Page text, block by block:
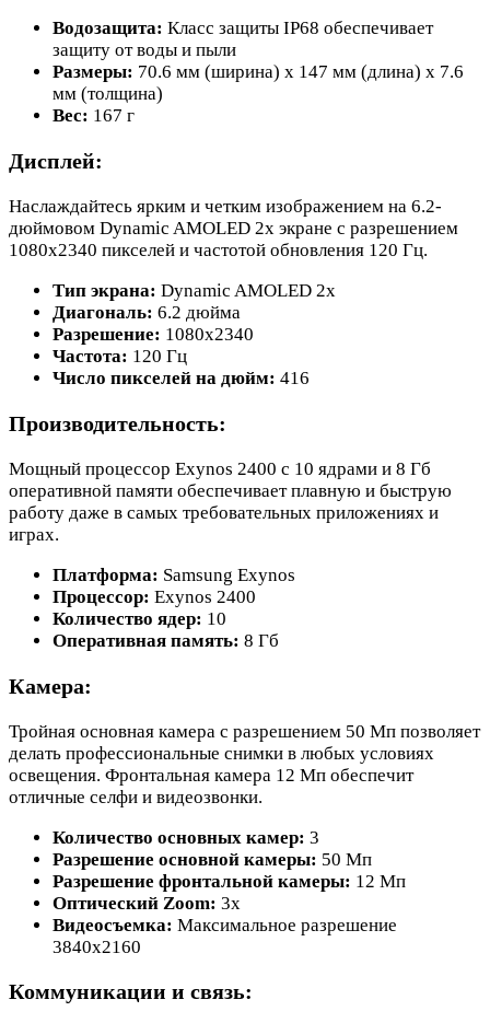
Водозащита: Класс защиты IP68 обеспечивает
защиту от воды и пыли
Размеры: 70.6 мм (ширина) x 147 мм (длина) x 7.6
мм (толщина)
Вес: 167 г
Дисплей:
Наслаждайтесь ярким и четким изображением на 6.2-
дюймовом Dynamic AMOLED 2x экране с разрешением
1080x2340 пикселей и частотой обновления 120 Гц.
Тип экрана: Dynamic AMOLED 2x
Диагональ: 6.2 дюйма
Разрешение: 1080x2340
Частота: 120 Гц
Число пикселей на дюйм: 416
Производительность:
Мощный процессор Exynos 2400 с 10 ядрами и 8 Гб
оперативной памяти обеспечивает плавную и быструю
работу даже в самых требовательных приложениях и
играх.
Платформа: Samsung Exynos
Процессор: Exynos 2400
Количество ядер: 10
Оперативная память: 8 Гб
Камера:
Тройная основная камера с разрешением 50 Мп позволяет
делать профессиональные снимки в любых условиях
освещения. Фронтальная камера 12 Мп обеспечит
отличные селфи и видеозвонки.
Количество основных камер: 3
Разрешение основной камеры: 50 Мп
Разрешение фронтальной камеры: 12 Мп
Оптический Zoom: 3x
Видеосъемка: Максимальное разрешение
3840x2160
Коммуникации и связь: